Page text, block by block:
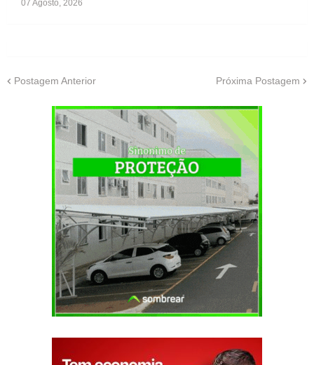
07 Agosto, 2026
Postagem Anterior Próxima Postagem